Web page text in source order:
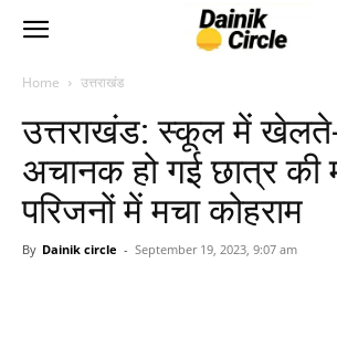
Home उत्तराखंड
उत्तराखंड: स्कूल में
अचानक हो गई छात्र की
परिजनों में मचा कोहराम
By Dainik circle - September 19, 2023, 9:07 am